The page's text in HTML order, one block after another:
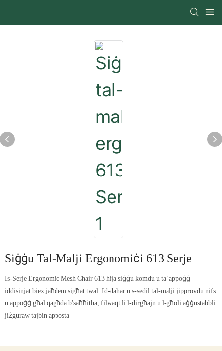
Siġġu Tal-Malji Ergonomiċi 613 Serje
Is-Serje Ergonomic Mesh Chair 613 hija siġġu komdu u ta 'appoġġ
iddisinjat biex jaħdem sigħat twal. Id-dahar u s-sedil tal-malji jipprovdu nifs
u appoġġ għal qagħda b'saħħitha, filwaqt li l-dirgħajn u l-għoli aġġustabbli
jiżguraw tajbin apposta